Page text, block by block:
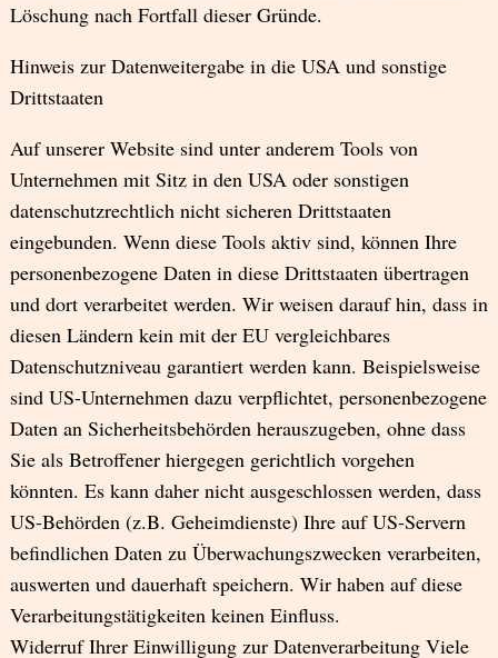
Löschung nach Fortfall dieser Gründe.
Hinweis zur Datenweitergabe in die USA und sonstige
Drittstaaten
Auf unserer Website sind unter anderem Tools von
Unternehmen mit Sitz in den USA oder sonstigen
datenschutzrechtlich nicht sicheren Drittstaaten
eingebunden. Wenn diese Tools aktiv sind, können Ihre
personenbezogene Daten in diese Drittstaaten übertragen
und dort verarbeitet werden. Wir weisen darauf hin, dass in
diesen Ländern kein mit der EU vergleichbares
Datenschutzniveau garantiert werden kann. Beispielsweise
sind US-Unternehmen dazu verpflichtet, personenbezogene
Daten an Sicherheitsbehörden herauszugeben, ohne dass
Sie als Betroffener hiergegen gerichtlich vorgehen
könnten. Es kann daher nicht ausgeschlossen werden, dass
US-Behörden (z.B. Geheimdienste) Ihre auf US-Servern
befindlichen Daten zu Überwachungszwecken verarbeiten,
auswerten und dauerhaft speichern. Wir haben auf diese
Verarbeitungstätigkeiten keinen Einfluss.
Widerruf Ihrer Einwilligung zur Datenverarbeitung Viele